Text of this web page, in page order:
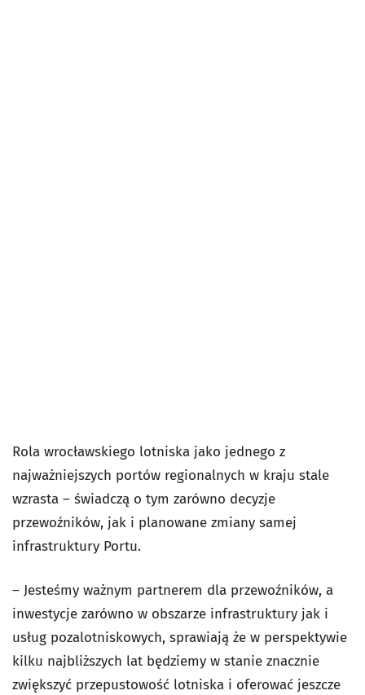
Rola wrocławskiego lotniska jako jednego z
najważniejszych portów regionalnych w kraju stale
wzrasta – świadczą o tym zarówno decyzje
przewoźników, jak i planowane zmiany samej
infrastruktury Portu.
– Jesteśmy ważnym partnerem dla przewoźników, a
inwestycje zarówno w obszarze infrastruktury jak i
usług pozalotniskowych, sprawiają że w perspektywie
kilku najbliższych lat będziemy w stanie znacznie
zwiększyć przepustowość lotniska i oferować jeszcze